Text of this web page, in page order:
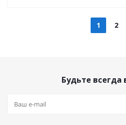
1 2
Будьте всегда